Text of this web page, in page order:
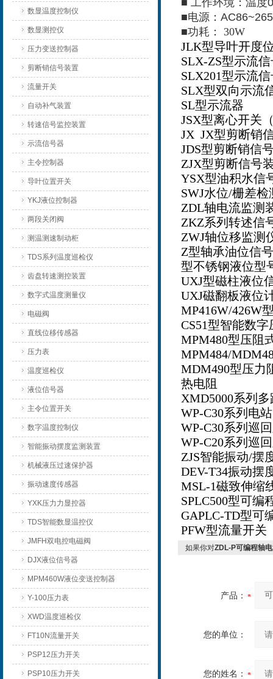
数显温度控制仪
数显测控仪
压力变送控制器
剪断销信号装置
流量开关
自动补气装置
转速信号监控装置
示流信号器
主令控制器
导叶位置开关
YKJ液位控制器
两段关闭阀
测温测速制动柜
TDS系列温度巡检仪
齿盘转速测控装置
数字式温度测量仪
电磁阀
直线位移传感器
压力表
温度巡检仪
液位信号器
主令位置开关
数字温度控制仪
智能振动摆度监测装置
机械液压过速保护器
振动速度传感器
YXK压力力显控器
TDS智能数显温控仪
JMFH双电控电磁阀
DJX液位信号器
MPM460W液位变送控制器
Y-100压力表
XWD温度巡检仪
FT10N流量开关
PSP12压力开关
PSP10压力开关
■ 工作环境：温
■电源：
■功耗： 30W
JLK型导叶开度
SLX-ZS型示流
SLX201型示流
SLX型双向示流
SL型示流器
JSX型离心开关
JX JX型剪断销
JDS型剪断销信
ZJX型剪断信号
YSX型油积水信
SWJ水位/栅差检
ZDL轴电流监测
ZKZ系列转述信
ZWJ轴位移监测
Z型轴承油位信
型不锈钢液位型
UXJ型磁柱液位
UXJ磁翻板液位
MP416W/426W
CS51型智能数字
MPM480型压阻
MPM484/
MDM490型压力
热电阻
XMD5000系列
WP-C30系列电
WP-C30系列巡
WP-C20系列巡
ZJS智能振动/摆
DEV-T34振动摆
MSL-1磁致伸缩
SPLC500型可编
GAPLC-TD型可
PFW型流量开关
如果你对ZDL-P可编程轴
产品：
您的单位：
您的姓名：